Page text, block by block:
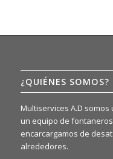
¿QUIÉNES SOMOS?
Multiservices A.D
un equipo de
encarcargamos de
alrededores.